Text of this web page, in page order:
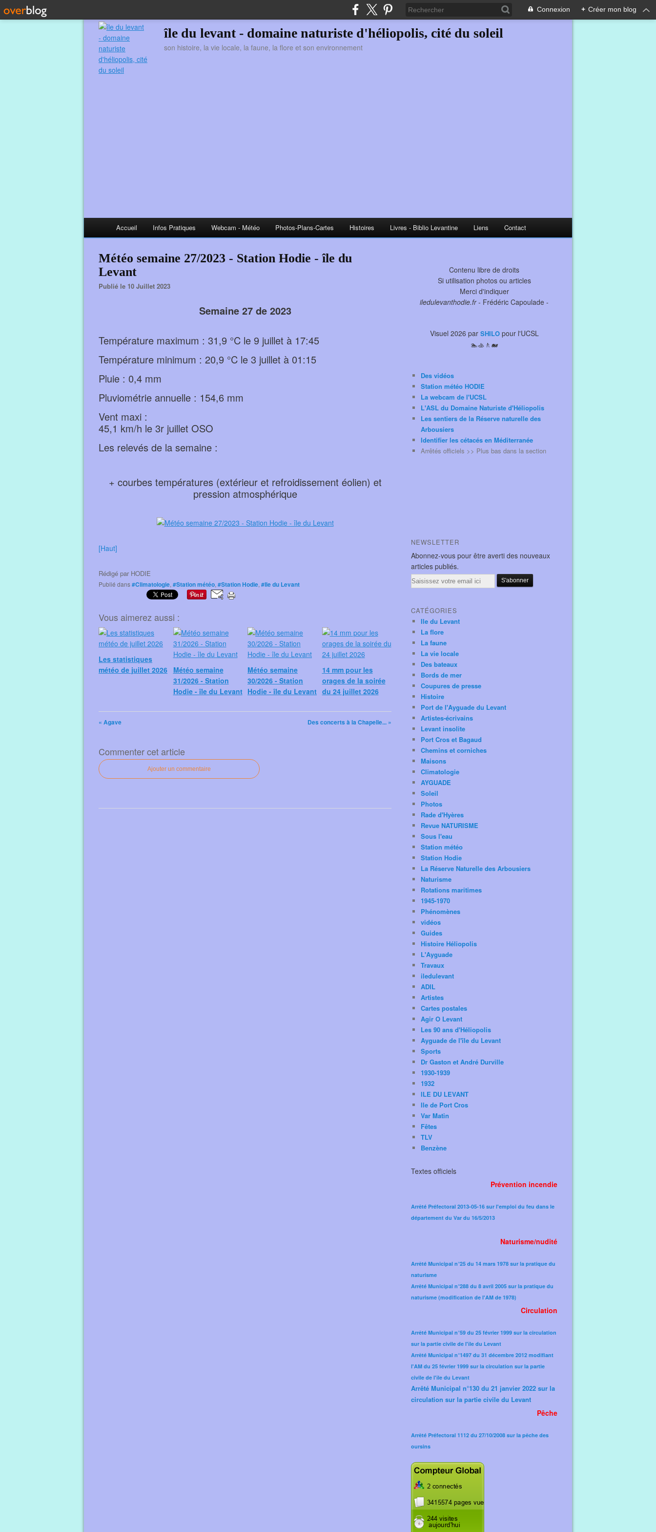
Connexion + Créer mon blog
île du levant - domaine naturiste d'héliopolis, cité du soleil
son histoire, la vie locale, la faune, la flore et son environnement
Accueil Infos Pratiques Webcam - Météo Photos-Plans-Cartes Histoires Livres - Biblio Levantine Liens Contact
Météo semaine 27/2023 - Station Hodie - île du
Levant
Publié le 10 Juillet 2023
Semaine 27 de 2023
Température maximum : 31,9 °C le 9 juillet à 17:45
Température minimum : 20,9 °C le 3 juillet à 01:15
Pluie : 0,4 mm
Pluviométrie annuelle : 154,6 mm
Vent maxi :
45,1 km/h le 3r juillet OSO
Les relevés de la semaine :
+ courbes températures (extérieur et refroidissement éolien) et
pression atmosphérique
[Haut]
Rédigé par HODIE
Publié dans#Climatologie, #Station météo, #Station Hodie, #Ile du Levant
Vous aimerez aussi :
Les statistiques
météo de juillet 2026
Météo semaine
31/2026 - Station
Hodie - île du Levant
Météo semaine
30/2026 - Station
Hodie - île du Levant
14 mm pour les
orages de la soirée
du 24 juillet 2026
« Agave Des concerts à la Chapelle... »
Commenter cet article
Ajouter un commentaire
Contenu libre de droits
Si utilisation photos ou articles
Merci d'indiquer
iledulevanthodie.fr- Frédéric Capoulade -
Visuel 2026 par SHILOpour l'UCSL
🏊🚣🚶🐋
Des vidéos
Station météo HODIE
La webcam de l'UCSL
L'ASL du Domaine Naturiste d'Héliopolis
Les sentiers de la Réserve naturelle des
Arbousiers
Identifier les cétacés en Méditerranée
Arrêtés officiels >> Plus bas dans la section
NEWSLETTER
Abonnez-vous pour être averti des nouveaux
articles publiés.
Email
CATÉGORIES
Ile du Levant
La flore
La faune
La vie locale
Des bateaux
Bords de mer
Coupures de presse
Histoire
Port de l'Ayguade du Levant
Artistes-écrivains
Levant insolite
Port Cros et Bagaud
Chemins et corniches
Maisons
Climatologie
AYGUADE
Soleil
Photos
Rade d'Hyères
Revue NATURISME
Sous l'eau
Station météo
Station Hodie
La Réserve Naturelle des Arbousiers
Naturisme
Rotations maritimes
1945-1970
Phénomènes
vidéos
Guides
Histoire Héliopolis
L'Ayguade
Travaux
iledulevant
ADIL
Artistes
Cartes postales
Agir O Levant
Les 90 ans d'Héliopolis
Ayguade de l'île du Levant
Sports
Dr Gaston et André Durville
1930-1939
1932
ILE DU LEVANT
Ile de Port Cros
Var Matin
Fêtes
TLV
Benzène
Textes officiels
Prévention incendie
Arrêté Préfectoral 2013-05-16 sur l'emploi du feu dans le
département du Var du 16/5/2013
Naturisme/nudité
Arrêté Municipal n°25 du 14 mars 1978 sur la pratique du
naturisme
Arrêté Municipal n°288 du 8 avril 2005 sur la pratique du
naturisme (modification de l'AM de 1978)​
Circulation
Arrêté Municipal n°59 du 25 février 1999 sur la circulation
sur la partie civile de l'île du Levant
Arrêté Municipal n°1497 du 31 décembre 2012 modifiant
l'AM du 25 février 1999 sur la circulation sur la partie
civile de l'île du Levant
Arrêté Municipal n°130 du 21 janvier 2022 sur la
circulation sur la partie civile du Levant
Pêche
Arrêté Préfectoral 1112 du 27/10/2008 sur la pêche des
oursins